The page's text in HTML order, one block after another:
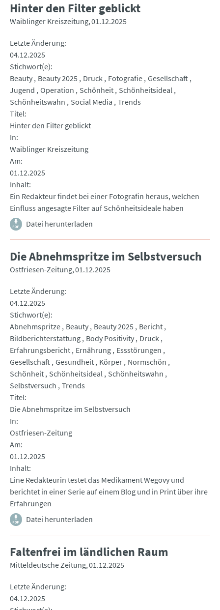
Hinter den Filter geblickt
Waiblinger Kreiszeitung 01.12.2025
Letzte Änderung
04.12.2025
Stichwort(e)
Beauty Beauty 2025 Druck Fotografie Gesellschaft
Jugend Operation Schönheit Schönheitsideal
Schönheitswahn
Social Media Trends
Titel
Hinter den Filter geblickt
In
Waiblinger Kreiszeitung
Am
01.12.2025
Inhalt
Ein Redakteur findet bei einer Fotografin heraus, welchen
Einfluss angesagte Filter auf Schönheitsideale haben
Datei herunterladen
Die Abnehmspritze im Selbstversuch
Ostfriesen-Zeitung 01.12.2025
Letzte Änderung
04.12.2025
Stichwort(e)
Abnehmspritze Beauty Beauty 2025
Bericht
Bildberichterstattung Body Positivity Druck
Erfahrungsbericht Ernährung Essstörungen
Gesellschaft Gesundheit Körper Normschön
Schönheit Schönheitsideal Schönheitswahn
Selbstversuch Trends
Titel
Die Abnehmspritze im Selbstversuch
In
Ostfriesen-Zeitung
Am
01.12.2025
Inhalt
Eine Redakteurin testet das Medikament Wegovy und
berichtet in einer Serie auf einem Blog und in Print über ihre
Erfahrungen
Datei herunterladen
Faltenfrei im ländlichen Raum
Mitteldeutsche Zeitung 01.12.2025
Letzte Änderung
04.12.2025